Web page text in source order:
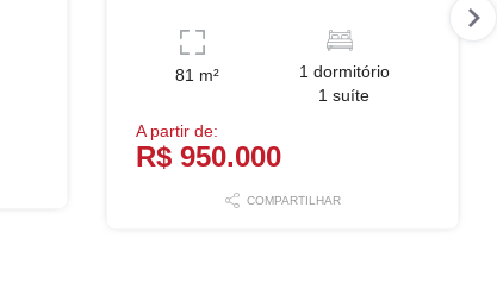
81 m²
1 dormitório
1 suíte
A partir de:
R$ 950.000
COMPARTILHAR